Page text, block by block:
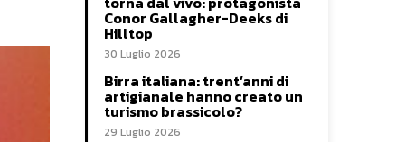
Conor Gallagher-Deeks di
Hilltop
30 Luglio 2026
Birra italiana: trent’anni di
artigianale hanno creato un
turismo brassicolo?
29 Luglio 2026